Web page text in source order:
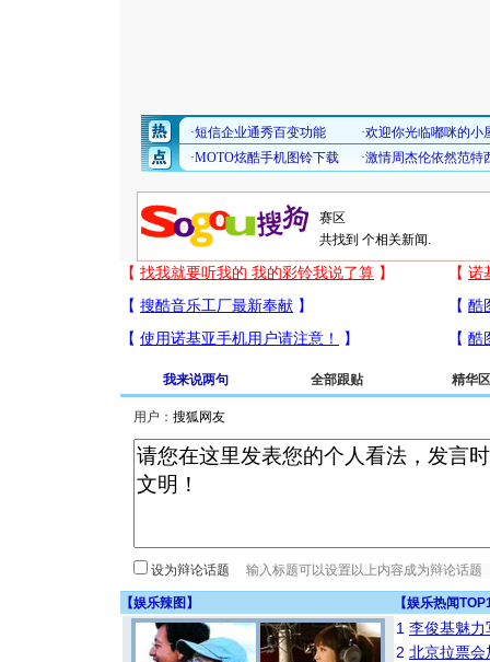
共找到 个相关新闻.
我来说两句 全部跟贴 精华区
用户：
设为辩论话题
【娱乐辣图 】 【娱乐热闻
1 李俊基魅力
2 北京拉票